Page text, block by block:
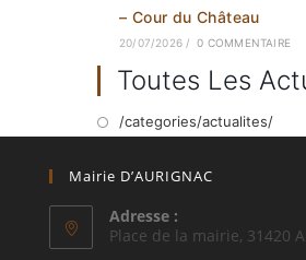
– Cour du Château
20/07/2026 / 0 COMMENTAIRE
Toutes Les
/categories/actualites/
Mairie D’AURIGNAC
Adresse :
Place de la mairie, 31420